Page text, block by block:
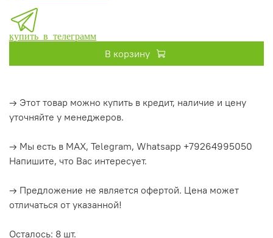
купить в телеграмм
В корзину
→ Этот товар можно купить в кредит, наличие и цену
уточняйте у менеджеров.
→ Мы есть в MAX, Telegram, Whatsapp +79264995050
Напишите, что Вас интересует.
→ Предложение не является офертой. Цена может
отличаться от указанной!
Осталось: 8 шт.